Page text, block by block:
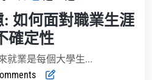
年
8
月
5
日
藍
迎
如何面對職業生涯
確定性
就業是每個大學生...